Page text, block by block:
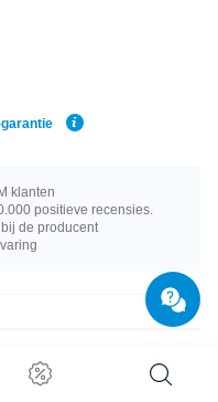
klanten
positieve recensies.
de producent
aan aan het steekkanaal